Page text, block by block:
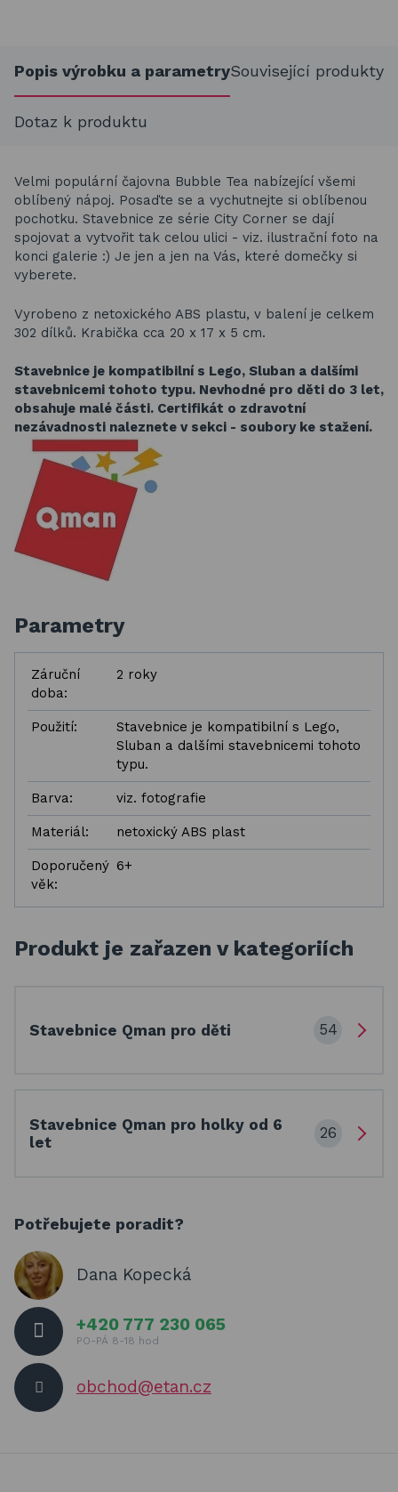
Popis výrobku a parametrySouvisející produkty
Dotaz k produktu
Velmi populární čajovna Bubble Tea nabízející všemi
oblíbený nápoj. Posaďte se a vychutnejte si oblíbenou
pochotku. Stavebnice ze série City Corner se dají
spojovat a vytvořit tak celou ulici - viz. ilustrační foto na
konci galerie :) Je jen a jen na Vás, které domečky si
vyberete.
Vyrobeno z netoxického ABS plastu, v balení je celkem
302 dílků. Krabička cca 20 x 17 x 5 cm.
Stavebnice je kompatibilní s Lego, Sluban a dalšími
stavebnicemi tohoto typu. Nevhodné pro děti do 3 let,
obsahuje malé části. Certifikát o zdravotní
nezávadnosti naleznete v sekci - soubory ke stažení.
Parametry
Záruční
doba:
2 roky
Použití:
Stavebnice je kompatibilní s Lego,
Sluban a dalšími stavebnicemi tohoto
typu.
Barva: viz. fotografie
Materiál: netoxický ABS plast
Doporučený
věk:
6+
Produkt je zařazen v kategoriích
Stavebnice Qman pro děti 54
Stavebnice Qman pro holky od 6
let
26
Potřebujete poradit?
Dana Kopecká
+420 777 230 065
PO-PÁ 8-18 hod
obchod@etan.cz